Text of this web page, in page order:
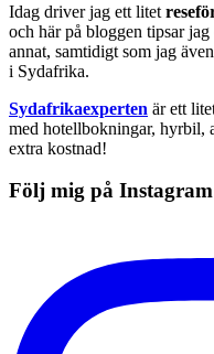
Idag driver jag ett litet
och här på bloggen tipsar
annat, samtidigt som jag
i Sydafrika.
Sydafrikaexperten är ett
med hotellbokningar, hyrbil,
extra kostnad!
Följ mig på Instagram